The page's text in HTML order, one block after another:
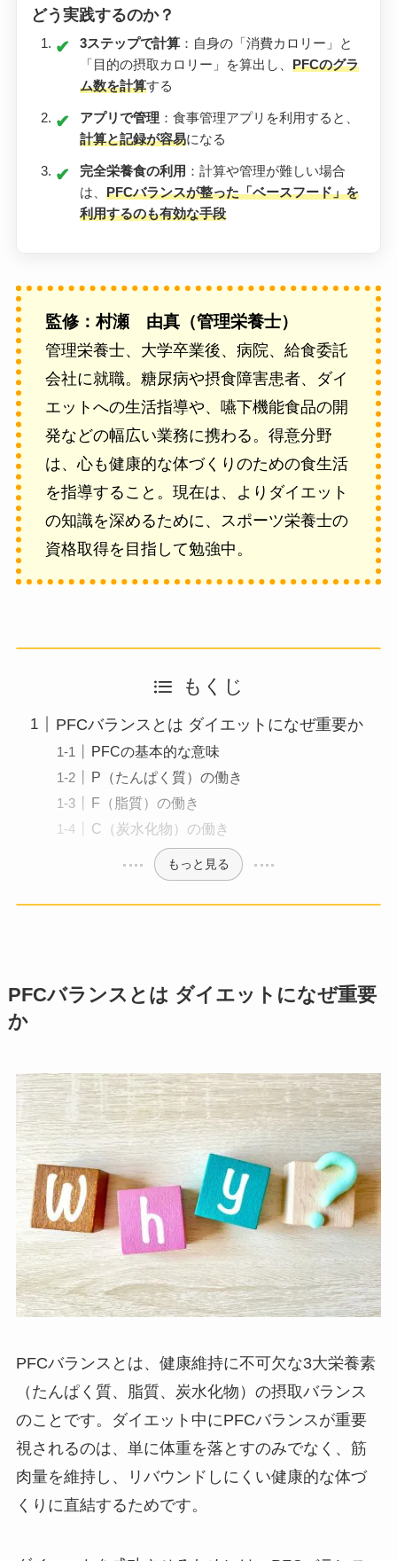
どう実践するのか？
3ステップで計算：自身の「消費カロリー」と
「目的の摂取カロリー」を算出し、 PFCのグラ
ム数を計算する
アプリで管理：食事管理アプリを利用すると、
計算と記録が容易になる
完全栄養食の利用 ：計算や管理が難しい場合
は、 PFCバランスが整った「ベースフード」を
利用するのも有効な手段
監修：村瀬 由真（管理栄養士）
管理栄養士、大学卒業後、病院、給食委託
会社に就職。糖尿病や摂食障害患者、ダイ
エットへの生活指導や、嚥下機能食品の開
発などの幅広い業務に携わる。得意分野
は、心も健康的な体づくりのための食生活
を指導すること。現在は、よりダイエット
の知識を深めるために、スポーツ栄養士の
資格取得を目指して勉強中。
もくじ
PFCバランスとは ダイエットになぜ重要か
PFCの基本的な意味
P（たんぱく質）の働き
F（脂質）の働き
C（炭水化物）の働き
もっと見る
PFCバランスとは ダイエットになぜ重要
か
PFCバランスとは、健康維持に不可欠な3大栄養素
（たんぱく質、脂質、炭水化物）の摂取バランス
のことです。ダイエット中にPFCバランスが重要
視されるのは、単に体重を落とすのみでなく、筋
肉量を維持し、リバウンドしにくい健康的な体づ
くりに直結するためです。